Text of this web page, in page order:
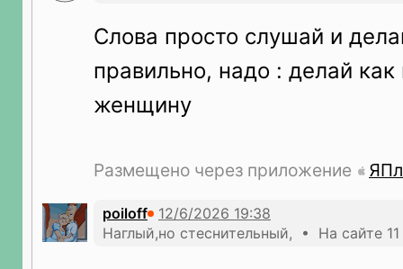
Слова просто слушай и
правильно, надо : делай
женщину
Размещено через приложение
poiloff
Наглый,но стеснительный, • На сайте 11